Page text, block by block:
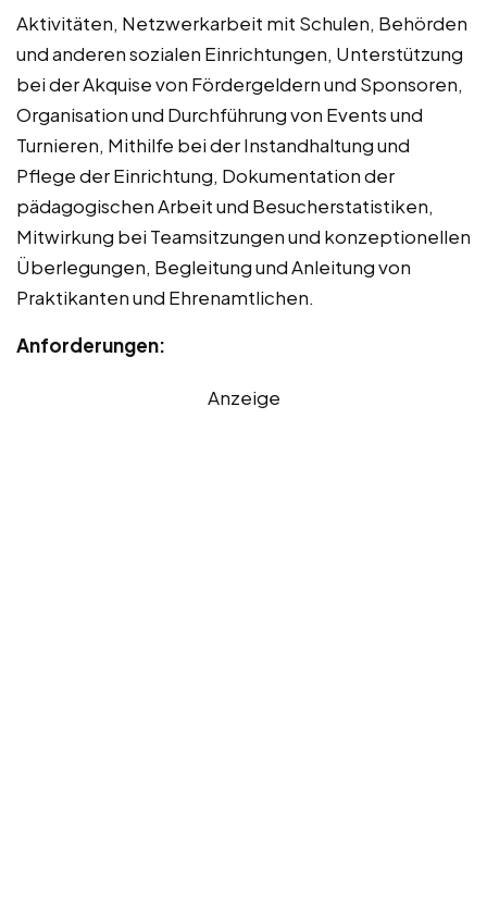
Aktivitäten, Netzwerkarbeit mit Schulen, Behörden
und anderen sozialen Einrichtungen, Unterstützung
bei der Akquise von Fördergeldern und Sponsoren,
Organisation und Durchführung von Events und
Turnieren, Mithilfe bei der Instandhaltung und
Pflege der Einrichtung, Dokumentation der
pädagogischen Arbeit und Besucherstatistiken,
Mitwirkung bei Teamsitzungen und konzeptionellen
Überlegungen, Begleitung und Anleitung von
Praktikanten und Ehrenamtlichen.
Anforderungen:
Anzeige